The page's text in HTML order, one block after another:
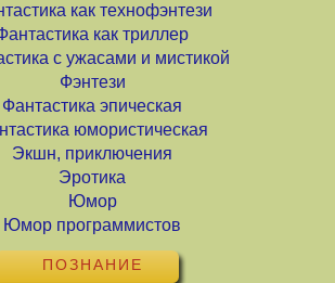
как технофэнтези
как триллер
с ужасами и мистикой
Фэнтези
Фантастика эпическая
юмористическая
Экшн, приключения
Эротика
Юмор
Юмор программистов
ПОЗНАНИЕ